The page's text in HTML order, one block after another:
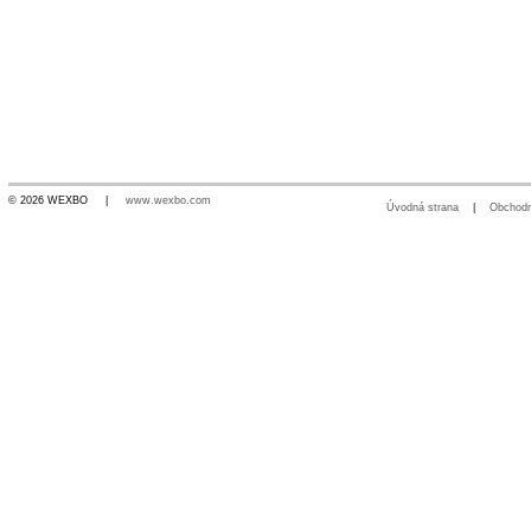
© 2026 WEXBO | www.wexbo.com
Úvodná strana